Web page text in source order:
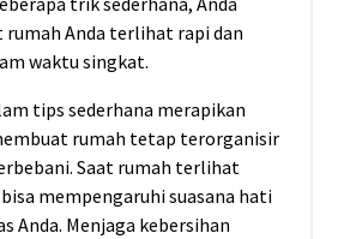
Anda terlihat rapi dan
waktu singkat.
tips sederhana merapikan
rumah tetap terorganisir
Saat rumah terlihat
mempengaruhi suasana hati
Anda. Menjaga kebersihan